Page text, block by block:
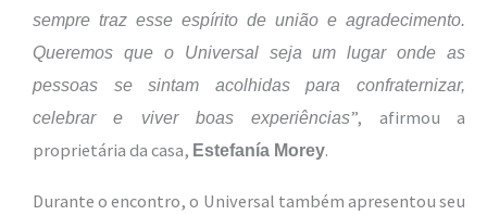
sempre traz esse espírito de união e agradecimento.
Queremos que o Universal seja um lugar onde as
pessoas se sintam acolhidas para confraternizar,
celebrar e viver boas experiências”, afirmou a
proprietária da casa, Estefanía Morey.
Durante o encontro, o Universal também apresentou seu